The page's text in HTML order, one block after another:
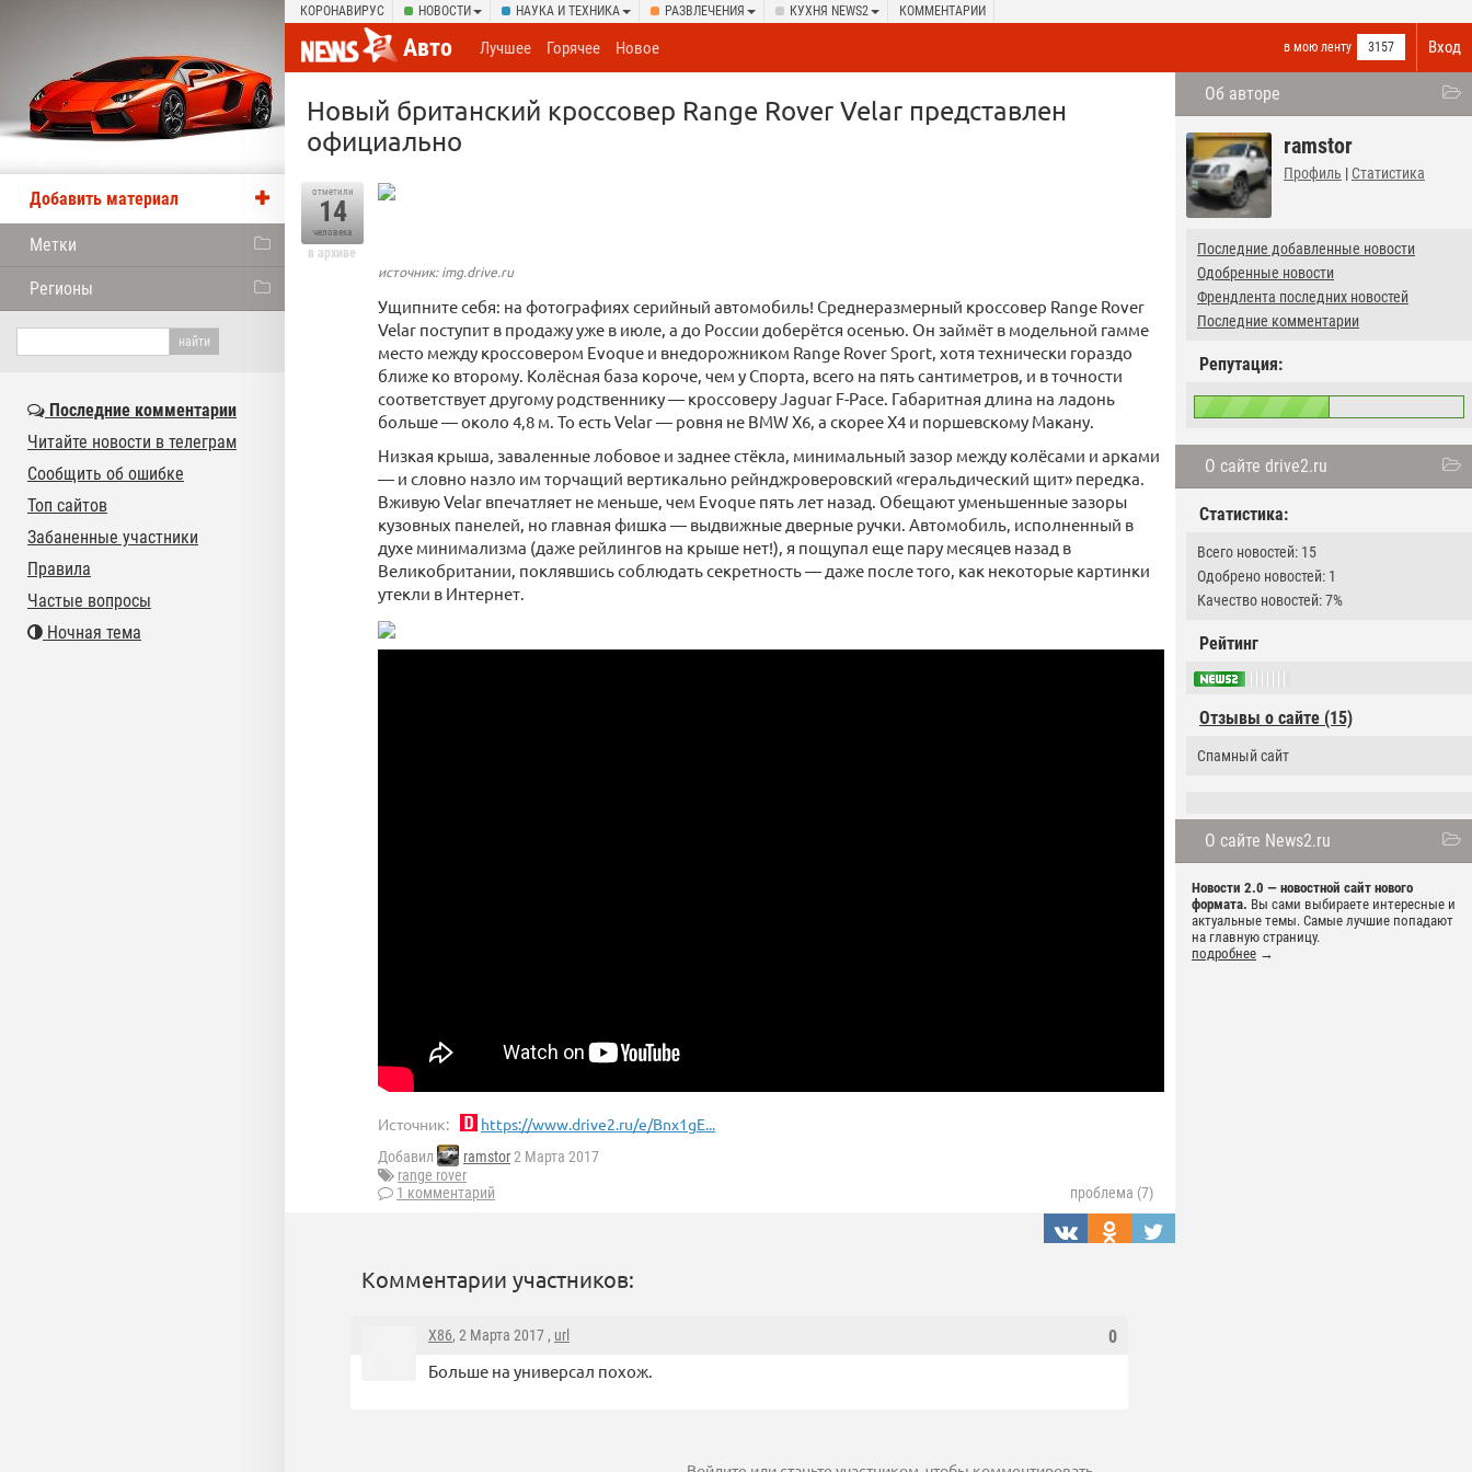
КОРОНАВИРУС НОВОСТИ НАУКА И ТЕХНИКА РАЗВЛЕЧЕНИЯ КУХНЯ NEWS2 КОММЕНТАРИИ
Вход
Авто в мою ленту 3157
Лучшее Горячее Новое
Об авторе
ramstor
Профиль | Статистика
Последние добавленные новости
Одобренные новости
Френдлента последних новостей
Последние комментарии
Репутация:
О сайте drive2.ru
Статистика:
Всего новостей: 15
Одобрено новостей: 1
Качество новостей: 7%
Рейтинг
Отзывы о сайте (15)
Спамный сайт
О сайте News2.ru
Новости 2.0 — новостной сайт нового
формата. Вы сами выбираете интересные и
актуальные темы. Самые лучшие попадают
на главную страницу.
подробнее →
Новый британский кроссовер Range Rover Velar представлен
официально
отметили
14
человека
в архиве
источник: img.drive.ru
Ущипните себя: на фотографиях серийный автомобиль! Среднеразмерный кроссовер Range Rover
Velar поступит в продажу уже в июле, а до России доберётся осенью. Он займёт в модельной гамме
место между кроссовером Evoque и внедорожником Range Rover Sport, хотя технически гораздо
ближе ко второму. Колёсная база короче, чем у Спорта, всего на пять сантиметров, и в точности
соответствует другому родственнику ― кроссоверу Jaguar F-Pace. Габаритная длина на ладонь
больше ― около 4,8 м. То есть Velar ― ровня не BMW X6, а скорее X4 и поршевскому Макану.
Низкая крыша, заваленные лобовое и заднее стёкла, минимальный зазор между колёсами и арками
― и словно назло им торчащий вертикально рейнджроверовский «геральдический щит» передка.
Вживую Velar впечатляет не меньше, чем Evoque пять лет назад. Обещают уменьшенные зазоры
кузовных панелей, но главная фишка ― выдвижные дверные ручки. Автомобиль, исполненный в
духе минимализма (даже рейлингов на крыше нет!), я пощупал еще пару месяцев назад в
Великобритании, поклявшись соблюдать секретность ― даже после того, как некоторые картинки
утекли в Интернет.
Источник: https://www.drive2.ru/e/Bnx1gE...
Добавил ramstor2 Марта 2017
range rover
1 комментарий
проблема (7)
Комментарии участников:
0
X86, 2 Марта 2017 , url
Больше на универсал похож.
Добавить материал
Метки
Регионы
Последние комментарии
Читайте новости в телеграм
Сообщить об ошибке
Топ сайтов
Забаненные участники
Правила
Частые вопросы
Ночная тема